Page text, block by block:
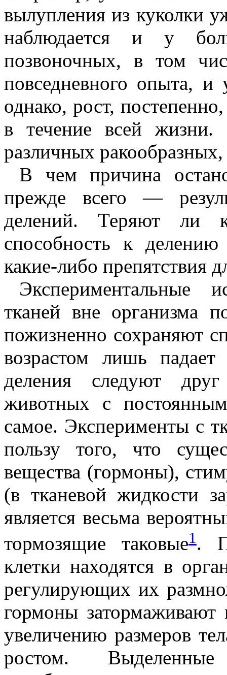
вылупления из куколки
наблюдается и у
позвоночных, в том
повседневного опыта, и
однако, рост,
в течение всей жизни.
различных
В чем причина
прежде всего —
делений. Теряют ли
способность к
какие-либо препятствия
Экспериментальные
тканей вне организма
пожизненно сохраняют
возрастом лишь
деления следуют
животных с
самое. Эксперименты с
пользу того, что
вещества (гормоны),
(в тканевой жидкости
является весьма
тормозящие таковые1.
клетки находятся в
регулирующих их
гормоны затормаживают
увеличению размеров
ростом.